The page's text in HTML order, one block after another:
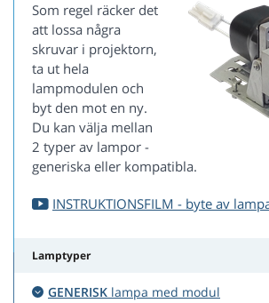
Som regel räcker det
att lossa några
skruvar i projektorn,
ta ut hela
lampmodulen och
byt den mot en ny.
Du kan välja mellan
2 typer av lampor -
generiska eller kompatibla.
INSTRUKTIONSFILM - byte av
Lamptyper
GENERISK lampa med modul